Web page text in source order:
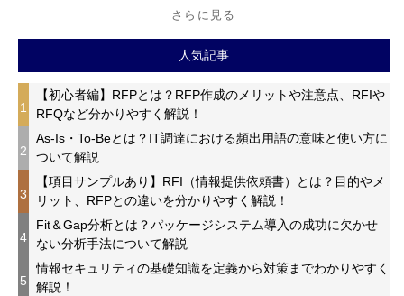
さらに見る
人気記事
1
【初心者編】RFPとは？RFP作成のメリットや注意点、RFIや
RFQなど分かりやすく解説！
2
As-Is・To-Beとは？IT調達における頻出用語の意味と使い方に
ついて解説
3
【項目サンプルあり】RFI（情報提供依頼書）とは？目的やメ
リット、RFPとの違いを分かりやすく解説！
4
Fit＆Gap分析とは？パッケージシステム導入の成功に欠かせ
ない分析手法について解説
5
情報セキュリティの基礎知識を定義から対策までわかりやすく
解説！